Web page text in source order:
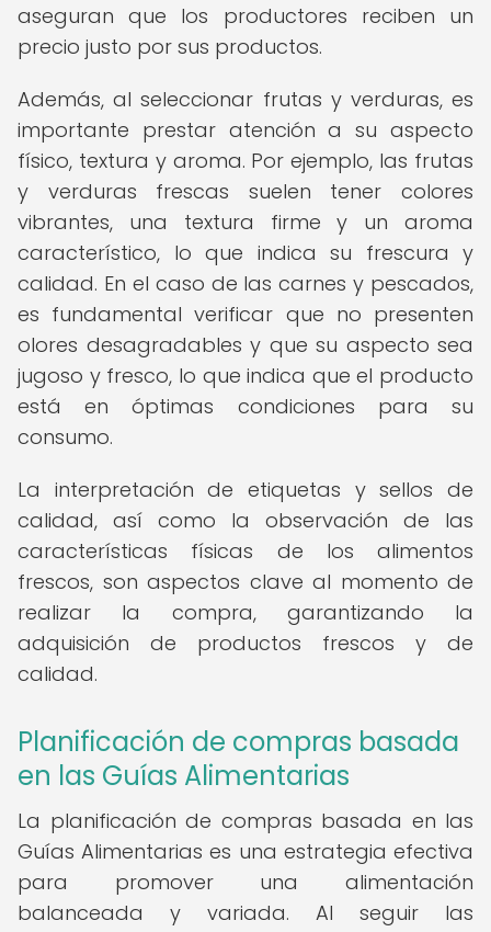
aseguran que los productores reciben un
precio justo por sus productos.
Además, al seleccionar frutas y verduras, es
importante prestar atención a su aspecto
físico, textura y aroma. Por ejemplo, las frutas
y verduras frescas suelen tener colores
vibrantes, una textura firme y un aroma
característico, lo que indica su frescura y
calidad. En el caso de las carnes y pescados,
es fundamental verificar que no presenten
olores desagradables y que su aspecto sea
jugoso y fresco, lo que indica que el producto
está en óptimas condiciones para su
consumo.
La interpretación de etiquetas y sellos de
calidad, así como la observación de las
características físicas de los alimentos
frescos, son aspectos clave al momento de
realizar la compra, garantizando la
adquisición de productos frescos y de
calidad.
Planificación de compras basada
en las Guías Alimentarias
La planificación de compras basada en las
Guías Alimentarias es una estrategia efectiva
para promover una alimentación
balanceada y variada. Al seguir las